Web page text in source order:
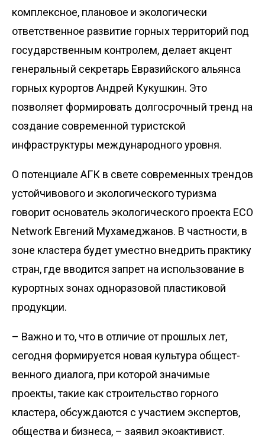
комплексное, плановое и экологически
ответственное развитие горных территорий под
государственным контролем, делает акцент
генеральный сек­ретарь Евразийского альянса
горных курортов ­Андрей ­Кукушкин. Это
позволяет формировать долгосрочный тренд на
создание современной туристской
инфраструктуры международного уровня.
О потенциале АГК в свете совре­менных трендов
устойчивового и экологического туризма
говорит основатель экологического проекта ECO
Network Евгений Мухамеджанов. В частности, в
зоне кластера будет уместно внедрить практику
стран, где вводится запрет на использование в
курортных зонах одноразовой пластиковой
продукции.
– Важно и то, что в отличие от прошлых лет,
сегодня формируется новая культура общест­
венного диалога, при которой значимые
проекты, такие как строительство горного
кластера, обсуждаются с участием экспертов,
общества и бизнеса, – заявил экоактивист.